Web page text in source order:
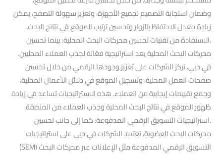
وضمان استجابة التصميم لجميع الأجهزة، وتعزيز سهولة التصفح، يمكن
زيادة معدل الاحتفاظ بالزوار وتحسين ترتيب الموقع في نتائج البحث.
.الاستفادة من تقنيات تحسين محركات البحث المحلية: بينما تحسين
محركات البحث المحلية يعد استراتيجية فعّالة لجذب العملاء المحليين.
في دبي، تركز الشركات على تعزيز وجودها الرقمي من خلال تحسين
صفحات العمل المحلية، وتسجيل الموقع في دلائل الأعمال المحلية،
وجمع تقييمات إيجابية من العملاء. هذه الاستراتيجيات تساعد في زيادة
ظهور الموقع في نتائج البحث المحلية وجذب العملاء من المنطقة.
.استراتيجيات التسويق الرقمي المدفوعة: كما إلى جانب تحسين
محركات البحث العضوية، تعتمد الشركات في دبي على استراتيجيات
التسويق الرقمي المدفوعة مثل الإعلانات عبر محركات البحث (SEM)